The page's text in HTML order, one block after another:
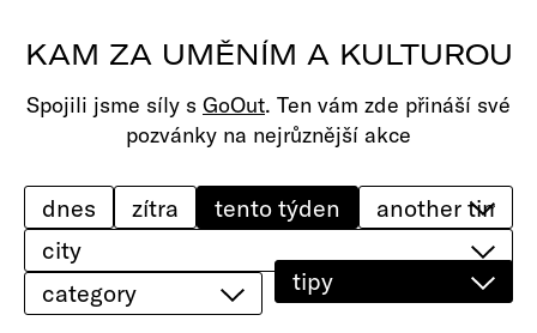
iVysílání
TV program
edu
Vše o ČT
KAM ZA UMĚNÍM A KULTUROU
Spojili jsme síly s GoOut. Ten vám zde přináší své
pozvánky na nejrůznější akce
city
category
dnes zítra tento týden
tipy